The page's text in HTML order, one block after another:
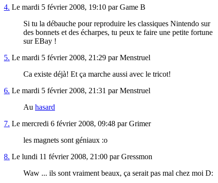
4. Le mardi 5 février 2008, 19:10 par Game B
Si tu la débauche pour reproduire les classiques Nintendo sur
des bonnets et des écharpes, tu peux te faire une petite fortune
sur EBay !
5. Le mardi 5 février 2008, 21:29 par Menstruel
Ca existe déjà! Et ça marche aussi avec le tricot!
6. Le mardi 5 février 2008, 21:31 par Menstruel
Au hasard
7. Le mercredi 6 février 2008, 09:48 par Grimer
les magnets sont géniaux :o
8. Le lundi 11 février 2008, 21:00 par Gressmon
Waw ... ils sont vraiment beaux, ça serait pas mal chez moi D: